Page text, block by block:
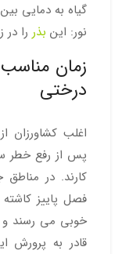
گیاه به دمایی بین 20 الی 35 درجه نیاز دارد.
نور: این بذر را
زمان
درختی
اغلب کشاورزان
پس از رفع خطر
کارند. در مناطق
فصل پاییز
خوبی می رسند و
قادر به پرورش